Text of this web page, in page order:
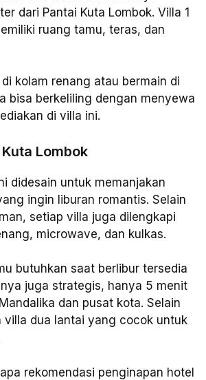
dari Pantai Kuta Lombok. Villa 1
ruang tamu, teras, dan
kolam renang atau bermain di
bisa berkeliling dengan menyewa
di villa ini.
Lombok
didesain untuk memanjakan
ingin liburan romantis. Selain
setiap villa juga dilengkapi
microwave, dan kulkas.
butuhkan saat berlibur tersedia
juga strategis, hanya 5 menit
dan pusat kota. Selain
villa dua lantai yang cocok untuk
rekomendasi penginapan hotel